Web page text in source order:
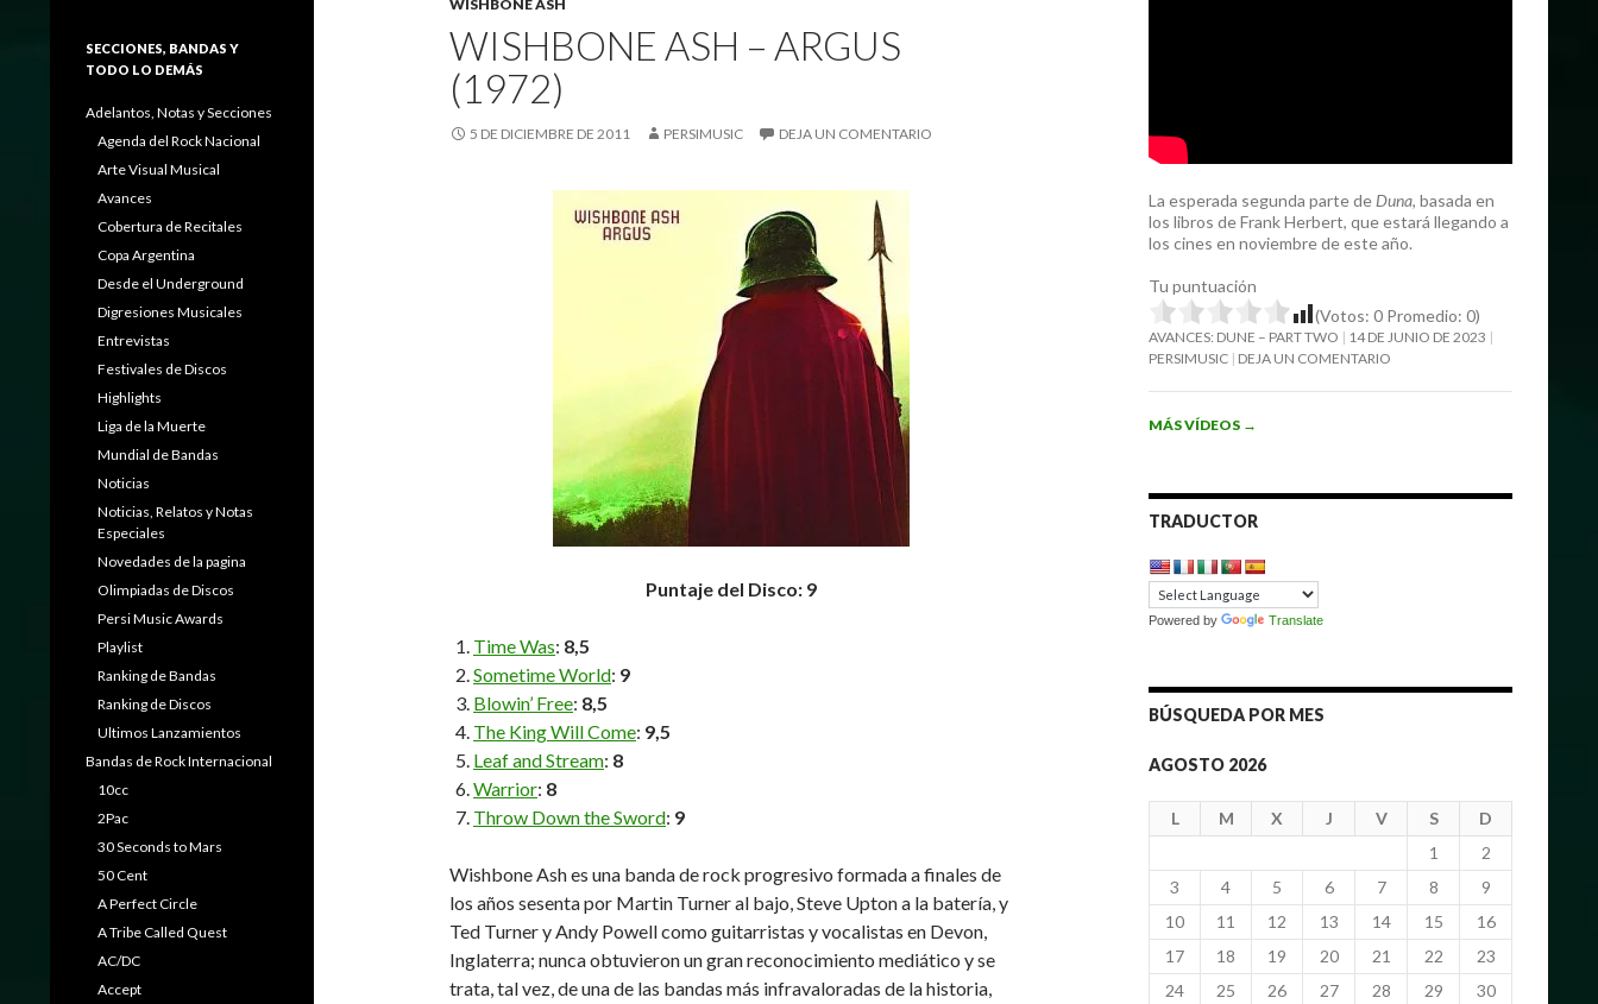
WISHBONE ASH
WISHBONE ASH – ARGUS
(1972)
5 DE DICIEMBRE DE 2011 PERSIMUSIC DEJA UN COMENTARIO
Puntaje del Disco: 9
Time Was: 8,5
Sometime World: 9
Blowin’ Free: 8,5
The King Will Come: 9,5
Leaf and Stream: 8
Warrior: 8
Throw Down the Sword: 9
Wishbone Ash es una banda de rock progresivo formada a finales de
los años sesenta por Martin Turner al bajo, Steve Upton a la batería, y
Ted Turner y Andy Powell como guitarristas y vocalistas en Devon,
Inglaterra; nunca obtuvieron un gran reconocimiento mediático y se
trata, tal vez, de una de las bandas más infravaloradas de la historia,
La esperada segunda parte de Duna, basada en
los libros de Frank Herbert, que estará llegando a
los cines en noviembre de este año.
Tu puntuación
(Votos: 0 Promedio: 0)
AVANCES: DUNE – PART TWO
14 DE JUNIO DE 2023
PERSIMUSIC DEJA UN COMENTARIO
MÁS VÍDEOS →
TRADUCTOR
Powered by Translate
BÚSQUEDA POR MES
AGOSTO 2026
L M X J V S
D
1
2
3
4 5 6 7 8
9
10
11 12 13 14 15
16
17
18 19 20 21 22
23
24
25 26 27 28 29
30
SECCIONES, BANDAS Y
TODO LO DEMÁS
Adelantos, Notas y Secciones
Agenda del Rock Nacional
Arte Visual Musical
Avances
Cobertura de Recitales
Copa Argentina
Desde el Underground
Digresiones Musicales
Entrevistas
Festivales de Discos
Highlights
Liga de la Muerte
Mundial de Bandas
Noticias
Noticias, Relatos y Notas
Especiales
Novedades de la pagina
Olimpiadas de Discos
Persi Music Awards
Playlist
Ranking de Bandas
Ranking de Discos
Ultimos Lanzamientos
Bandas de Rock Internacional
10cc
2Pac
30 Seconds to Mars
50 Cent
A Perfect Circle
A Tribe Called Quest
AC/DC
Accept